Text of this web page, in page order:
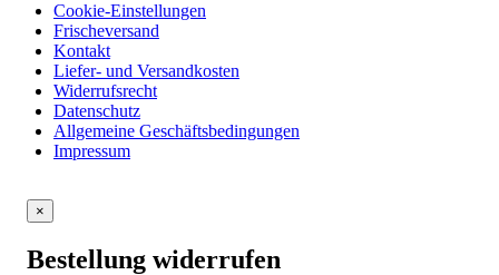
Cookie-Einstellungen
Frischeversand
Kontakt
Liefer- und Versandkosten
Widerrufsrecht
Datenschutz
Allgemeine Geschäftsbedingungen
Impressum
×
Bestellung widerrufen